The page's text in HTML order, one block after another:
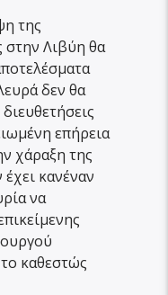
της
στην Λιβύη θα
δεν θα
επήρεια
χάραξη της
κανέναν
να
καθεστώς